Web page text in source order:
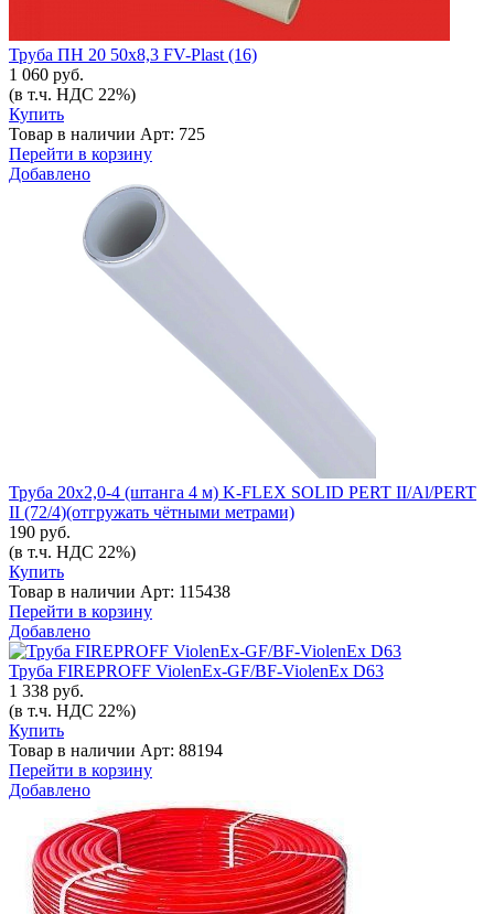
Труба ПН 20 50х8,3 FV-Plast (16)
1 060 руб.
(в т.ч. НДС 22%)
Купить
Товар в наличии Арт: 725
Перейти в корзину
Добавлено
Труба 20x2,0-4 (штанга 4 м) K-FLEX SOLID PERT II/Al/PERT
II (72/4)(отгружать чётными метрами)
190 руб.
(в т.ч. НДС 22%)
Купить
Товар в наличии Арт: 115438
Перейти в корзину
Добавлено
Труба FIREPROFF ViolenEx-GF/BF-ViolenEx D63
1 338 руб.
(в т.ч. НДС 22%)
Купить
Товар в наличии Арт: 88194
Перейти в корзину
Добавлено